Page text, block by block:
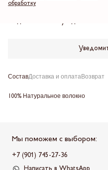
обработку
СоставДоставка и оплатаВозврат
100% Натуральное волокно
Мы поможем с выбором:
+7 (901) 745-27-36